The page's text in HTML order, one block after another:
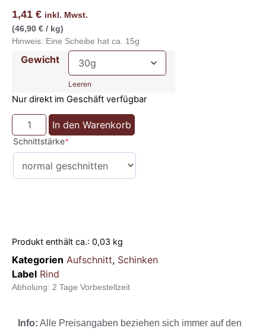
1,41 € inkl. Mwst.
(46,90 € / kg)
Hinweis: Eine Scheibe hat ca. 15g
Gewicht
Leeren
Nur direkt im Geschäft verfügbar
In den Warenkorb
Schnittstärke*
Produkt enthält ca.: 0,03 kg
Kategorien Aufschnitt, Schinken
Label Rind
Abholung: 2 Tage Vorbestellzeit
Info: Alle Preisangaben beziehen sich immer auf den